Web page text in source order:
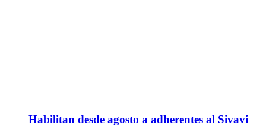
Habilitan desde agosto a adherentes al Sivavi